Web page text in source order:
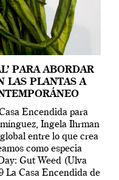
PARA ABORDAR
LAS PLANTAS A
Encendida para
Ingela Ihrman
entre lo que crea
como especia
Gut Weed (Ulva
La Casa Encendida de